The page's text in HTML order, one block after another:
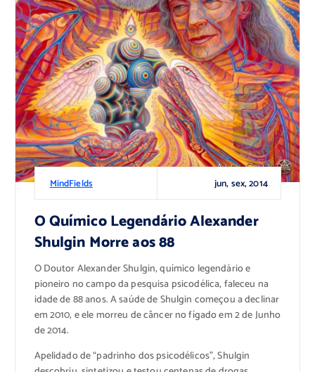
MindFields jun, sex, 2014
O Químico Legendário Alexander
Shulgin Morre aos 88
O Doutor Alexander Shulgin, químico legendário e
pioneiro no campo da pesquisa psicodélica, faleceu na
idade de 88 anos. A saúde de Shulgin começou a declinar
em 2010, e ele morreu de câncer no fígado em 2 de Junho
de 2014.
Apelidado de “padrinho dos psicodélicos”, Shulgin